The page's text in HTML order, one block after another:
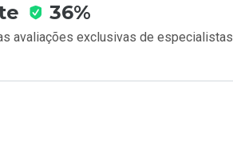
36%
avaliações exclusivas de especialistas